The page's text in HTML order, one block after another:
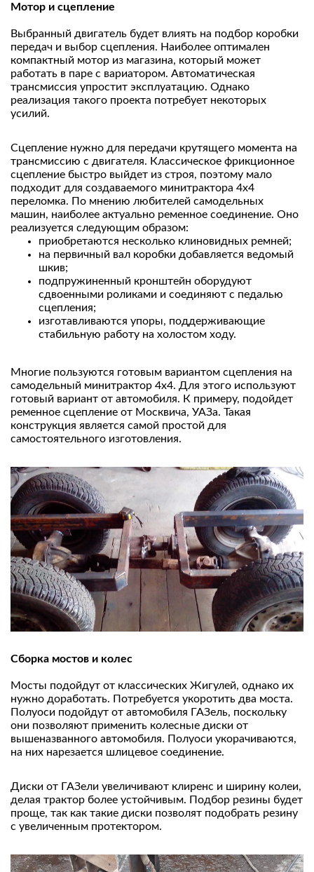
Мотор и сцепление
Выбранный двигатель будет влиять на подбор коробки
передач и выбор сцепления. Наиболее оптимален
компактный мотор из магазина, который может
работать в паре с вариатором. Автоматическая
трансмиссия упростит эксплуатацию. Однако
реализация такого проекта потребует некоторых
усилий.
Сцепление нужно для передачи крутящего момента на
трансмиссию с двигателя. Классическое фрикционное
сцепление быстро выйдет из строя, поэтому мало
подходит для создаваемого минитрактора 4х4
переломка. По мнению любителей самодельных
машин, наиболее актуально ременное соединение. Оно
реализуется следующим образом:
приобретаются несколько клиновидных ремней;
на первичный вал коробки добавляется ведомый
шкив;
подпружиненный кронштейн оборудуют
сдвоенными роликами и соединяют с педалью
сцепления;
изготавливаются упоры, поддерживающие
стабильную работу на холостом ходу.
Многие пользуются готовым вариантом сцепления на
самодельный минитрактор 4х4. Для этого используют
готовый вариант от автомобиля. К примеру, подойдет
ременное сцепление от Москвича, УАЗа. Такая
конструкция является самой простой для
самостоятельного изготовления.
Сборка мостов и колес
Мосты подойдут от классических Жигулей, однако их
нужно доработать. Потребуется укоротить два моста.
Полуоси подойдут от автомобиля ГАЗель, поскольку
они позволяют применить колесные диски от
вышеназванного автомобиля. Полуоси укорачиваются,
на них нарезается шлицевое соединение.
Диски от ГАЗели увеличивают клиренс и ширину колеи,
делая трактор более устойчивым. Подбор резины будет
проще, так как такие диски позволят подобрать резину
с увеличенным протектором.